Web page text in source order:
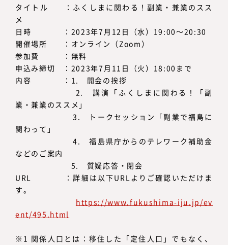
タイトル ：ふくしまに関わる！副業・兼業のスス
メ
日時 ：2023年7月12日（水）19:00～20:30
開催場所 ：オンライン（Zoom）
参加費 ：無料
申込み締切 ：2023年7月11日（火）18:00まで
内容 ：1. 開会の挨拶
2. 講演「ふくしまに関わる！「副
業・兼業のススメ」
3. トークセッション「副業で福島に
関わって」
4. 福島県庁からのテレワーク補助金
などのご案内
5. 質疑応答・閉会
URL ：詳細は以下URLよりご確認いただけま
す。
https://www.fukushima-iju.jp/ev
ent/495.html
※1 関係人口とは：移住した「定住人口」でもなく、